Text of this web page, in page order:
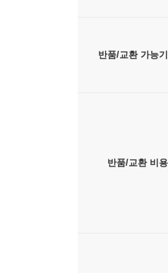
반품/교환 가능
반품/교환 비용